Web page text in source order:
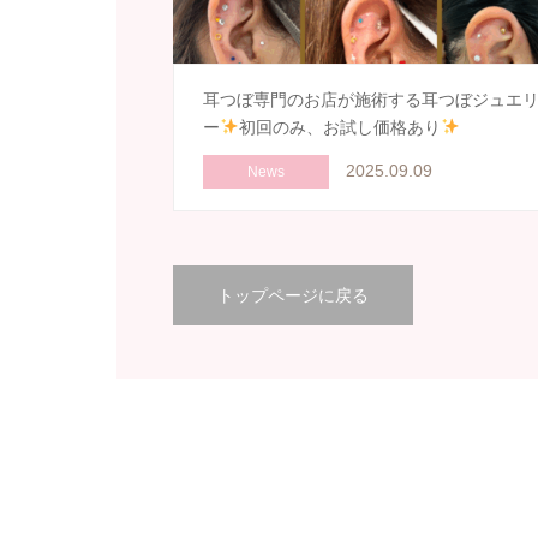
耳つぼ専門のお店が施術する耳つぼジュエリ
ー
初回のみ、お試し価格あり
News 2025.09.09
トップページに戻る